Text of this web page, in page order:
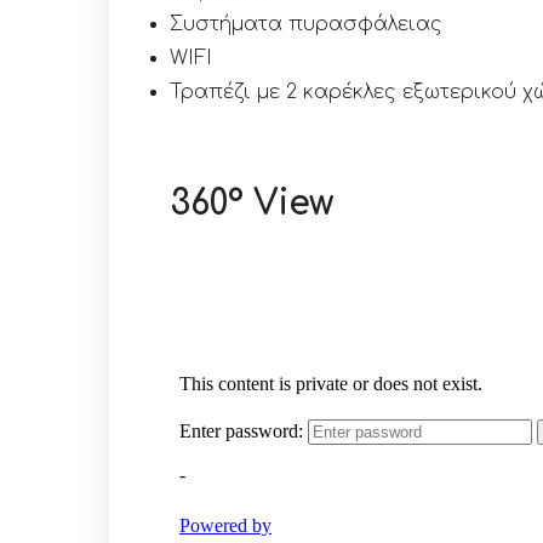
Συστήματα πυρασφάλειας
WIFI
Τραπέζι με 2 καρέκλες εξωτερικού
360° View